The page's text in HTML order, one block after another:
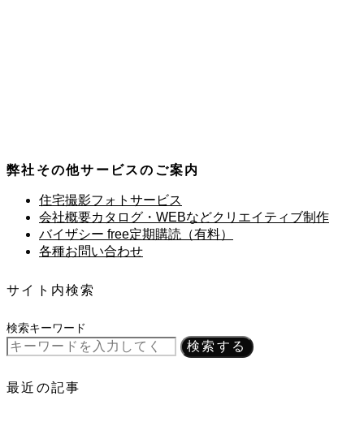
弊社その他サービスのご案内
住宅撮影フォトサービス
会社概要カタログ・WEBなどクリエイティブ制作
バイザシー free定期購読（有料）
各種お問い合わせ
サイト内検索
検索キーワード
検索する
最近の記事